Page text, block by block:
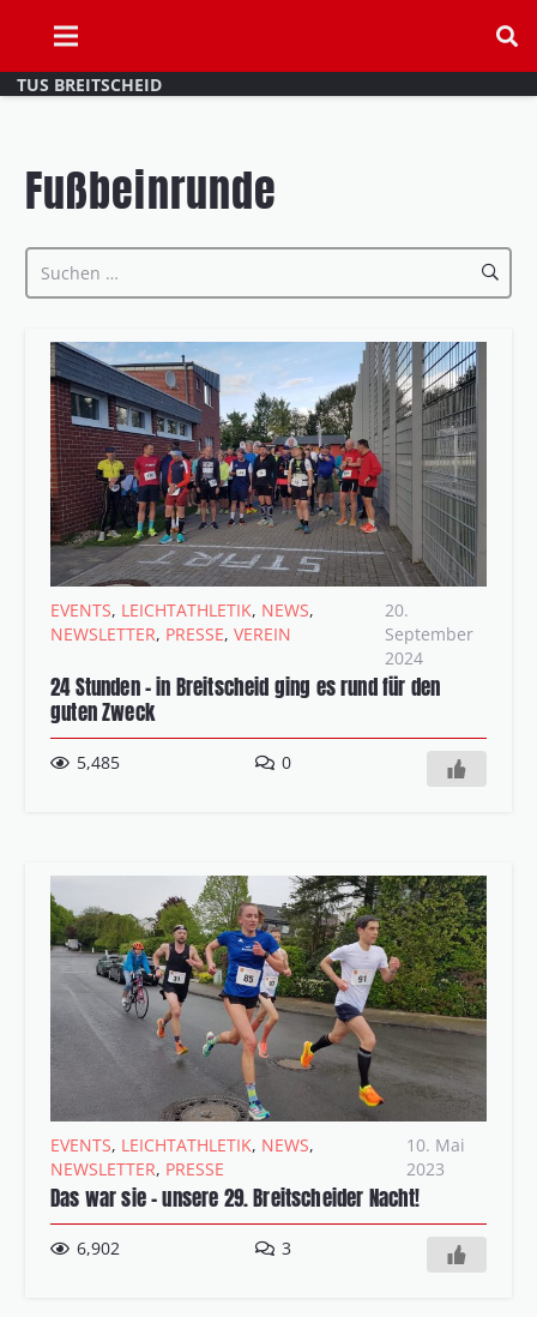
TUS BREITSCHEID
Fußbeinrunde
Suchen
nach:
EVENTS, LEICHTATHLETIK, NEWS,
NEWSLETTER, PRESSE, VEREIN
20.
September
2024
24 Stunden – in Breitscheid ging es rund für den
guten Zweck
5,485 0
EVENTS, LEICHTATHLETIK, NEWS,
NEWSLETTER, PRESSE
10. Mai
2023
Das war sie – unsere 29. Breitscheider Nacht!
6,902 3Kommentare